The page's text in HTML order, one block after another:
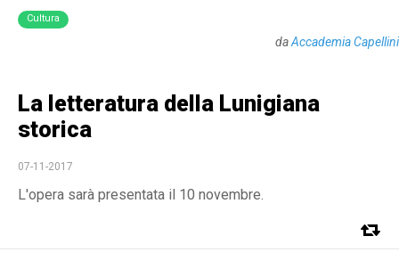
Cultura
daAccademia Capellini
La letteratura della Lunigiana
storica
07-11-2017
L'opera sarà presentata il 10 novembre.